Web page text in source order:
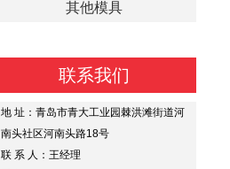
其他模具
联系我们
地 址：青岛市青大工业园棘洪滩街道河
南头社区河南头路18号
联 系 人：王经理